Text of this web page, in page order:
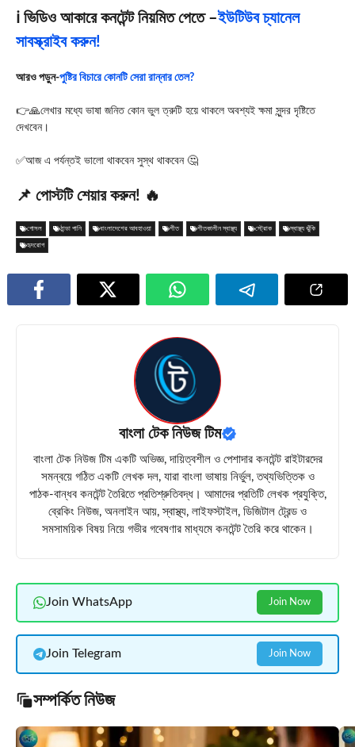
ℹ️ ভিডিও আকারে কনটেন্ট নিয়মিত পেতে –ইউটিউব চ্যানেল
সাবস্ক্রাইব করুন!
আরও পড়ুন-পুষ্টির বিচারে কোনটি সেরা রান্নার তেল?
👉🙏লেখার মধ্যে ভাষা জনিত কোন ভুল ত্রুটি হয়ে থাকলে অবশ্যই ক্ষমা সুন্দর দৃষ্টিতে
দেখবেন।
✅আজ এ পর্যন্তই ভালো থাকবেন সুস্থ থাকবেন 🤔
📌 পোস্টটি শেয়ার করুন! 🔥
গোসল ঠান্ডা পানি বাংলাদেশের আবহাওয়া শীত শীতকালীন স্বাস্থ্য স্ট্রোক স্বাস্থ্য ঝুঁকি
হৃদরোগ
বাংলা টেক নিউজ টিম
বাংলা টেক নিউজ টিম একটি অভিজ্ঞ, দায়িত্বশীল ও পেশাদার কনটেন্ট রাইটারদের
সমন্বয়ে গঠিত একটি লেখক দল, যারা বাংলা ভাষায় নির্ভুল, তথ্যভিত্তিক ও
পাঠক-বান্ধব কনটেন্ট তৈরিতে প্রতিশ্রুতিবদ্ধ। আমাদের প্রতিটি লেখক প্রযুক্তি,
ব্রেকিং নিউজ, অনলাইন আয়, স্বাস্থ্য, লাইফস্টাইল, ডিজিটাল ট্রেন্ড ও
সমসাময়িক বিষয় নিয়ে গভীর গবেষণার মাধ্যমে কনটেন্ট তৈরি করে থাকেন।
Join WhatsApp Join Now
Join Telegram Join Now
সম্পর্কিত নিউজ